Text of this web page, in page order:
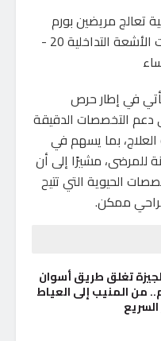
في إطار حرص
التخصصات الدقيقة
بما يسهم في
للمرضى، مشيرًا إلى أن
الحيوية التي تتيح
ممكن.
تغلق طريق أسوان
كليا 4 أيام.. من المنيب إلى العياط